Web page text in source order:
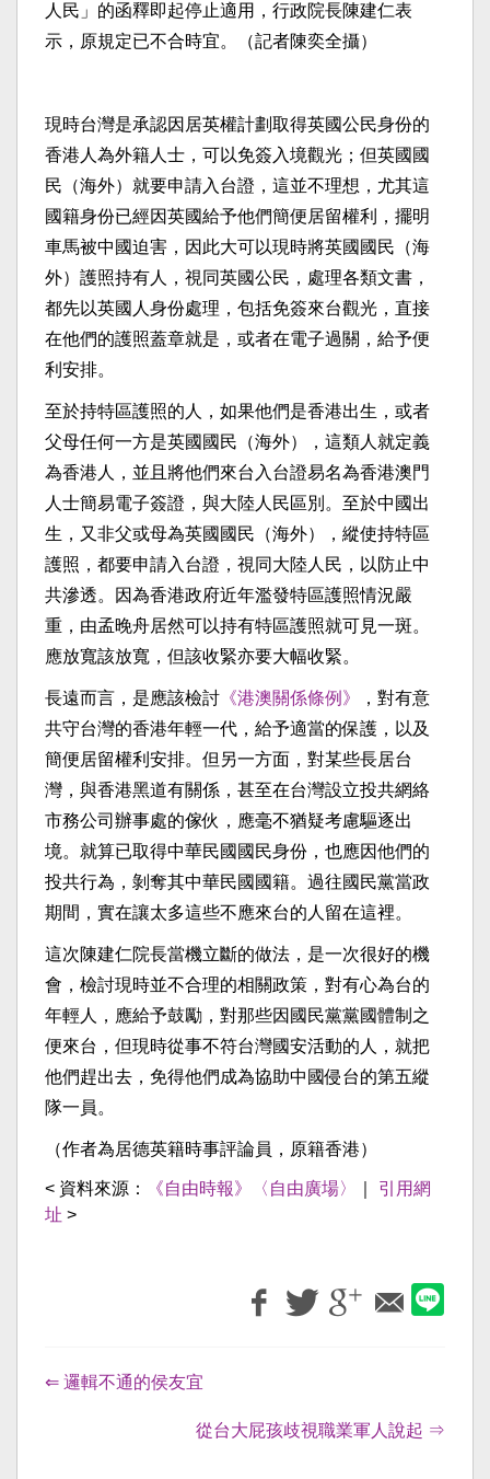
人民」的函釋即起停止適用，行政院長陳建仁表
示，原規定已不合時宜。（記者陳奕全攝）
現時台灣是承認因居英權計劃取得英國公民身份的
香港人為外籍人士，可以免簽入境觀光；但英國國
民（海外）就要申請入台證，這並不理想，尤其這
國籍身份已經因英國給予他們簡便居留權利，擺明
車馬被中國迫害，因此大可以現時將英國國民（海
外）護照持有人，視同英國公民，處理各類文書，
都先以英國人身份處理，包括免簽來台觀光，直接
在他們的護照蓋章就是，或者在電子過關，給予便
利安排。
至於持特區護照的人，如果他們是香港出生，或者
父母任何一方是英國國民（海外），這類人就定義
為香港人，並且將他們來台入台證易名為香港澳門
人士簡易電子簽證，與大陸人民區別。至於中國出
生，又非父或母為英國國民（海外），縱使持特區
護照，都要申請入台證，視同大陸人民，以防止中
共滲透。因為香港政府近年濫發特區護照情況嚴
重，由孟晚舟居然可以持有特區護照就可見一斑。
應放寬該放寬，但該收緊亦要大幅收緊。
長遠而言，是應該檢討 《港澳關係條例》
，對有意
共守台灣的香港年輕一代，給予適當的保護，以及
簡便居留權利安排。但另一方面，對某些長居台
灣，與香港黑道有關係，甚至在台灣設立投共網絡
市務公司辦事處的傢伙，應毫不猶疑考慮驅逐出
境。就算已取得中華民國國民身份，也應因他們的
投共行為，剝奪其中華民國國籍。過往國民黨當政
期間，實在讓太多這些不應來台的人留在這裡。
這次陳建仁院長當機立斷的做法，是一次很好的機
會，檢討現時並不合理的相關政策，對有心為台的
年輕人，應給予鼓勵，對那些因國民黨黨國體制之
便來台，但現時從事不符台灣國安活動的人，就把
他們趕出去，免得他們成為協助中國侵台的第五縱
隊一員。
（作者為居德英籍時事評論員，原籍香港）
< 資料來源： 《自由時報》〈自由廣場〉
引用網
址 >
⇐ 邏輯不通的侯友宜
從台大屁孩歧視職業軍人說起 ⇒